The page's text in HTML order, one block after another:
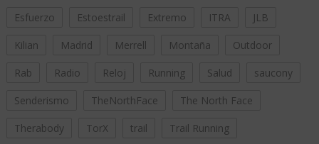
Esfuerzo Estoestrail Extremo ITRA JLB
Kilian Madrid Merrell Montaña Outdoor
Rab Radio Reloj Running Salud saucony
Senderismo TheNorthFace The North Face
Therabody TorX trail Trail Running